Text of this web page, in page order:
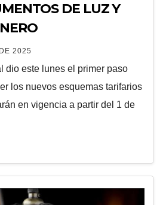
DE LUZ Y
2025
dio este lunes el primer paso
los nuevos esquemas tarifarios
en vigencia a partir del 1 de